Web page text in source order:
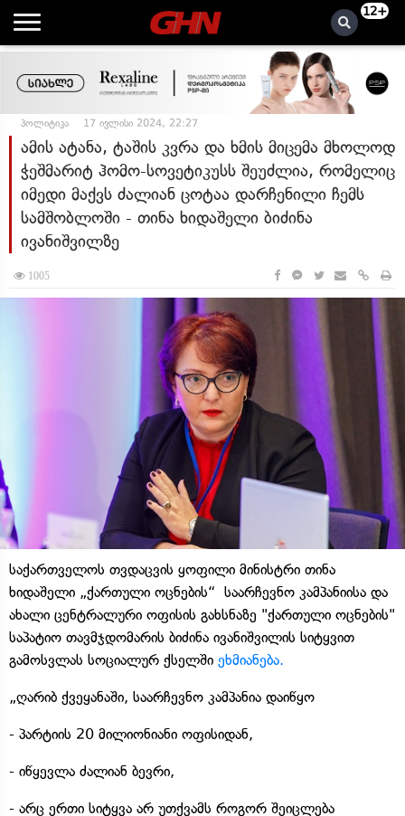
12+
პოლიტიკა 17 ივლისი 2024, 22:27
ამის ატანა, ტაშის კვრა და ხმის მიცემა მხოლოდ
ჭეშმარიტ ჰომო-სოვეტიკუსს შეუძლია, რომელიც
იმედი მაქვს ძალიან ცოტაა დარჩენილი ჩემს
სამშობლოში - თინა ხიდაშელი ბიძინა
ივანიშვილზე
1005
საქართველოს თვდაცვის ყოფილი მინისტრი თინა
ხიდაშელი „ქართული ოცნების“ საარჩევნო კამპანიისა და
ახალი ცენტრალური ოფისის გახსნაზე "ქართული ოცნების"
საპატიო თავმჯდომარის ბიძინა ივანიშვილის სიტყვით
გამოსვლას სოციალურ ქსელში ეხმიანება.
„ღარიბ ქვეყანაში, საარჩევნო კამპანია დაიწყო
- პარტიის 20 მილიონიანი ოფისიდან,
- იწყევლა ძალიან ბევრი,
- არც ერთი სიტყვა არ უთქვამს როგორ შეიცლება